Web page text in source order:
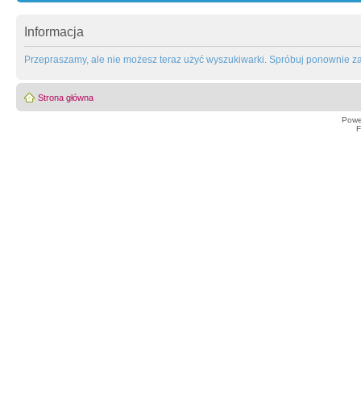
Informacja
Przepraszamy, ale nie możesz teraz użyć wyszukiwarki. Spróbuj ponownie
Strona główna